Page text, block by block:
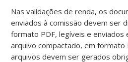
Nas validações de renda, os
enviados à comissão devem ser
formato PDF, legíveis e enviados
arquivo compactado, em formato
arquivos devem ser gerados